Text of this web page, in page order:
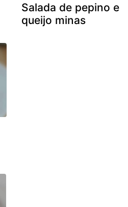
Salada de pepino e
queijo minas